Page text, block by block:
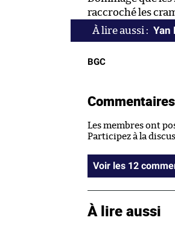
raccroché les
Yan
BGC
Commentaires
Les membres ont
Participez à la
Voir les 12
À lire aussi